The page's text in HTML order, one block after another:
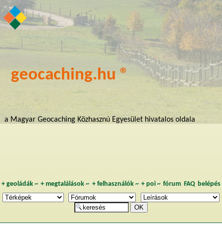
geocaching.hu ®
a Magyar Geocaching Közhasznú Egyesület hivatalos oldala
+ geoládák~ +megtalálások ~ + felhasználók~ + poi~ fórum FAQ belépés